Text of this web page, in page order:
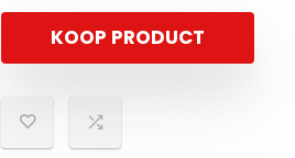
KOOP PRODUCT